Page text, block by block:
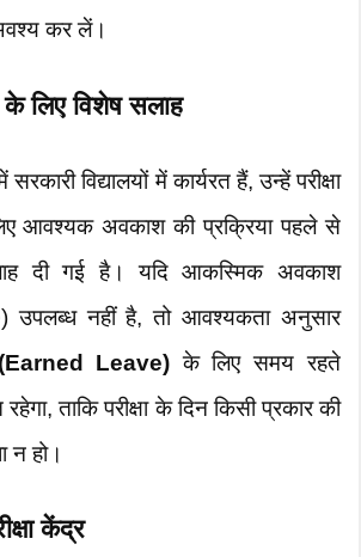
कर लें।
के लिए विशेष सलाह
सरकारी विद्यालयों में कार्यरत हैं, उन्हें परीक्षा
आवश्यक अवकाश की प्रक्रिया पहले से
दी गई है। यदि आकस्मिक अवकाश
उपलब्ध नहीं है, तो आवश्यकता अनुसार
(Earned Leave) के लिए समय रहते
ताकि परीक्षा के दिन किसी प्रकार की
न हो।
केंद्र